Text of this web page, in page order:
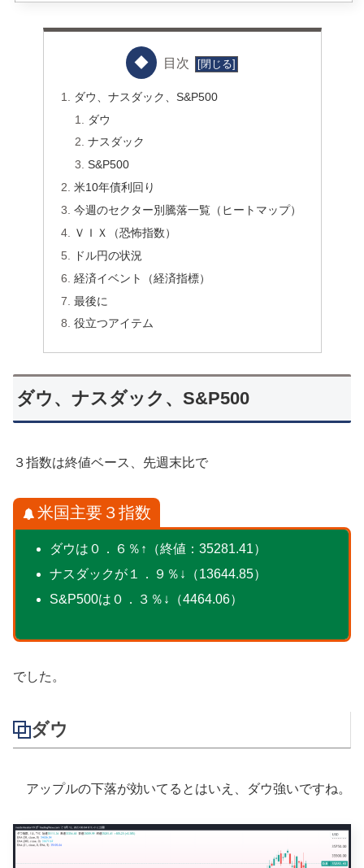
目次
ダウ、ナスダック、S&P500
ダウ
ナスダック
S&P500
米10年債利回り
今週のセクター別騰落一覧（ヒートマップ）
ＶＩＸ（恐怖指数）
ドル円の状況
経済イベント（経済指標）
最後に
役立つアイテム
ダウ、ナスダック、S&P500
３指数は終値ベース、先週末比で
米国主要３指数
ダウは０．６％↑（終値：35281.41）
ナスダックが１．９％↓（13644.85）
S&P500は０．３％↓（4464.06）
でした。
ダウ
アップルの下落が効いてるとはいえ、ダウ強いですね。